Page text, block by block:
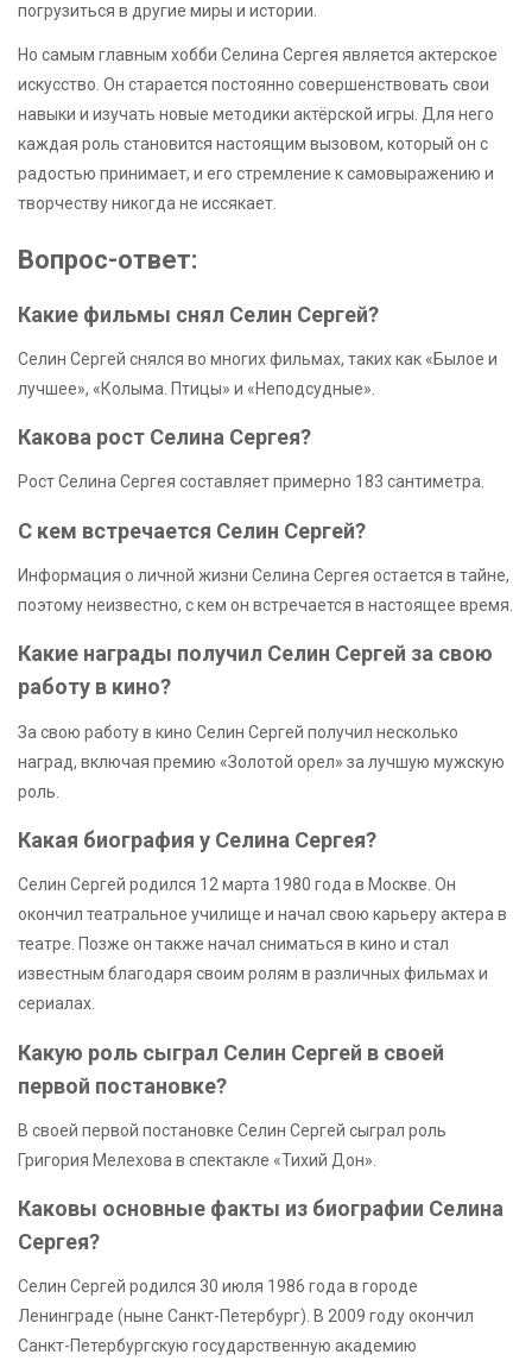
погрузиться в другие миры и истории.
Но самым главным хобби Селина Сергея является актерское
искусство. Он старается постоянно совершенствовать свои
навыки и изучать новые методики актёрской игры. Для него
каждая роль становится настоящим вызовом, который он с
радостью принимает, и его стремление к самовыражению и
творчеству никогда не иссякает.
Вопрос-ответ:
Какие фильмы снял Селин Сергей?
Селин Сергей снялся во многих фильмах, таких как «Былое и
лучшее», «Колыма. Птицы» и «Неподсудные».
Какова рост Селина Сергея?
Рост Селина Сергея составляет примерно 183 сантиметра.
С кем встречается Селин Сергей?
Информация о личной жизни Селина Сергея остается в тайне,
поэтому неизвестно, с кем он встречается в настоящее время.
Какие награды получил Селин Сергей за свою
работу в кино?
За свою работу в кино Селин Сергей получил несколько
наград, включая премию «Золотой орел» за лучшую мужскую
роль.
Какая биография у Селина Сергея?
Селин Сергей родился 12 марта 1980 года в Москве. Он
окончил театральное училище и начал свою карьеру актера в
театре. Позже он также начал сниматься в кино и стал
известным благодаря своим ролям в различных фильмах и
сериалах.
Какую роль сыграл Селин Сергей в своей
первой постановке?
В своей первой постановке Селин Сергей сыграл роль
Григория Мелехова в спектакле «Тихий Дон».
Каковы основные факты из биографии Селина
Сергея?
Селин Сергей родился 30 июля 1986 года в городе
Ленинграде (ныне Санкт-Петербург). В 2009 году окончил
Санкт-Петербургскую государственную академию